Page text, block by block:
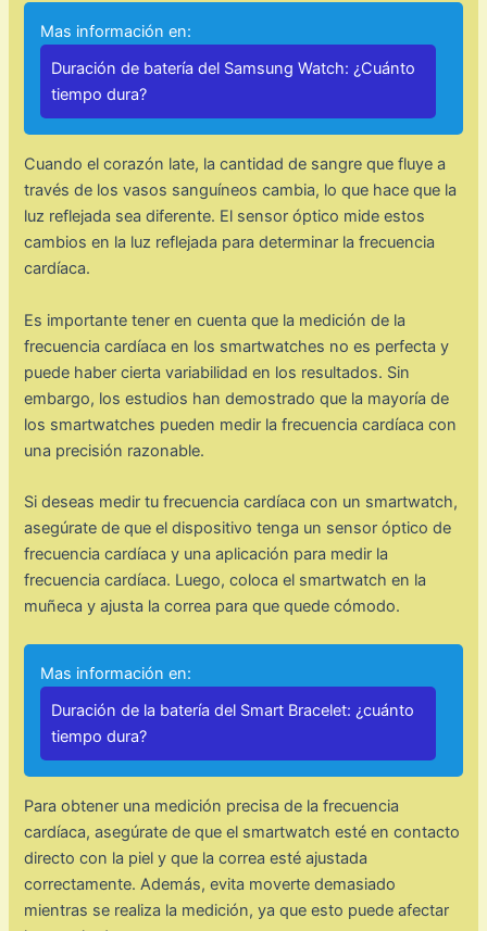
Mas información en:
Duración de batería del Samsung Watch: ¿Cuánto
tiempo dura?
Cuando el corazón late, la cantidad de sangre que fluye a
través de los vasos sanguíneos cambia, lo que hace que la
luz reflejada sea diferente. El sensor óptico mide estos
cambios en la luz reflejada para determinar la frecuencia
cardíaca.
Es importante tener en cuenta que la medición de la
frecuencia cardíaca en los smartwatches no es perfecta y
puede haber cierta variabilidad en los resultados. Sin
embargo, los estudios han demostrado que la mayoría de
los smartwatches pueden medir la frecuencia cardíaca con
una precisión razonable.
Si deseas medir tu frecuencia cardíaca con un smartwatch,
asegúrate de que el dispositivo tenga un sensor óptico de
frecuencia cardíaca y una aplicación para medir la
frecuencia cardíaca. Luego, coloca el smartwatch en la
muñeca y ajusta la correa para que quede cómodo.
Mas información en:
Duración de la batería del Smart Bracelet: ¿cuánto
tiempo dura?
Para obtener una medición precisa de la frecuencia
cardíaca, asegúrate de que el smartwatch esté en contacto
directo con la piel y que la correa esté ajustada
correctamente. Además, evita moverte demasiado
mientras se realiza la medición, ya que esto puede afectar